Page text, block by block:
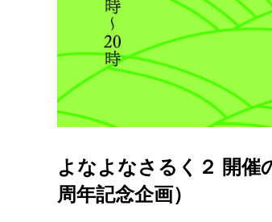
よなよなさるく２ 開催
周年記念企画）